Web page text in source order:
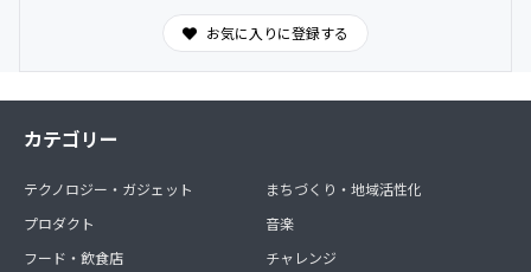
お気に入りに登録する
カテゴリー
テクノロジー・ガジェット
プロダクト
フード・飲食店
まちづくり・地域活性化
音楽
チャレンジ